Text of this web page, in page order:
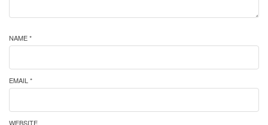
NAME *
EMAIL *
WEBSITE